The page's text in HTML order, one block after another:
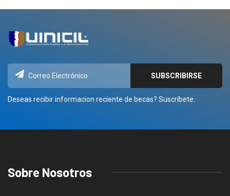
Deseas recibir informacion reciente de becas? Suscríbete.
Sobre Nosotros